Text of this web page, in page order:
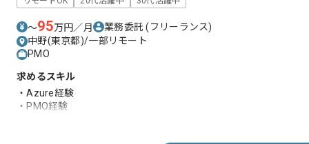
〜95万円／月 業務委託(フリーランス)
中野(東京都)/一部リモート
PMO
求めるスキル
・Azure経験
・PMO経験